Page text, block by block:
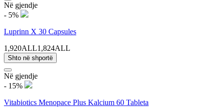
Në gjendje
- 5%
Luprinn X 30 Capsules
1,920ALL1,824ALL
Shto në shportë
Në gjendje
- 15%
Vitabiotics Menopace Plus Kalcium 60 Tableta